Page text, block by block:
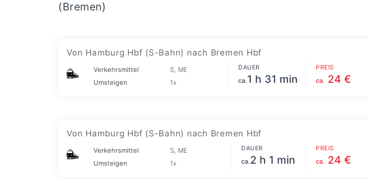
(Bremen)
Von Hamburg Hbf (S-Bahn) nach Bremen Hbf
Verkehrsmittel
S, ME
Umsteigen
1x
DAUER
ca.1 h 31 min
PREIS
ca. 24 €
Von Hamburg Hbf (S-Bahn) nach Bremen Hbf
Verkehrsmittel
S, ME
Umsteigen
1x
DAUER
ca.2 h 1 min
PREIS
ca. 24 €